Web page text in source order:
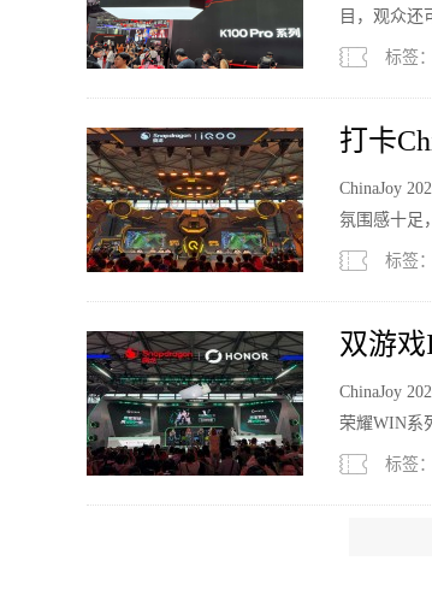
目，观众还
标签：
打卡
ChinaJoy
氛围感十足
标签：
双游戏
ChinaJoy
荣耀WIN系
标签：
涨价